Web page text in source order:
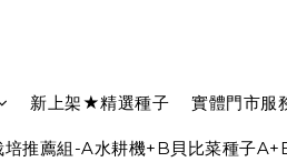
新上架★精選種子 實體門市服
培推薦組-A水耕機+B貝比菜種子